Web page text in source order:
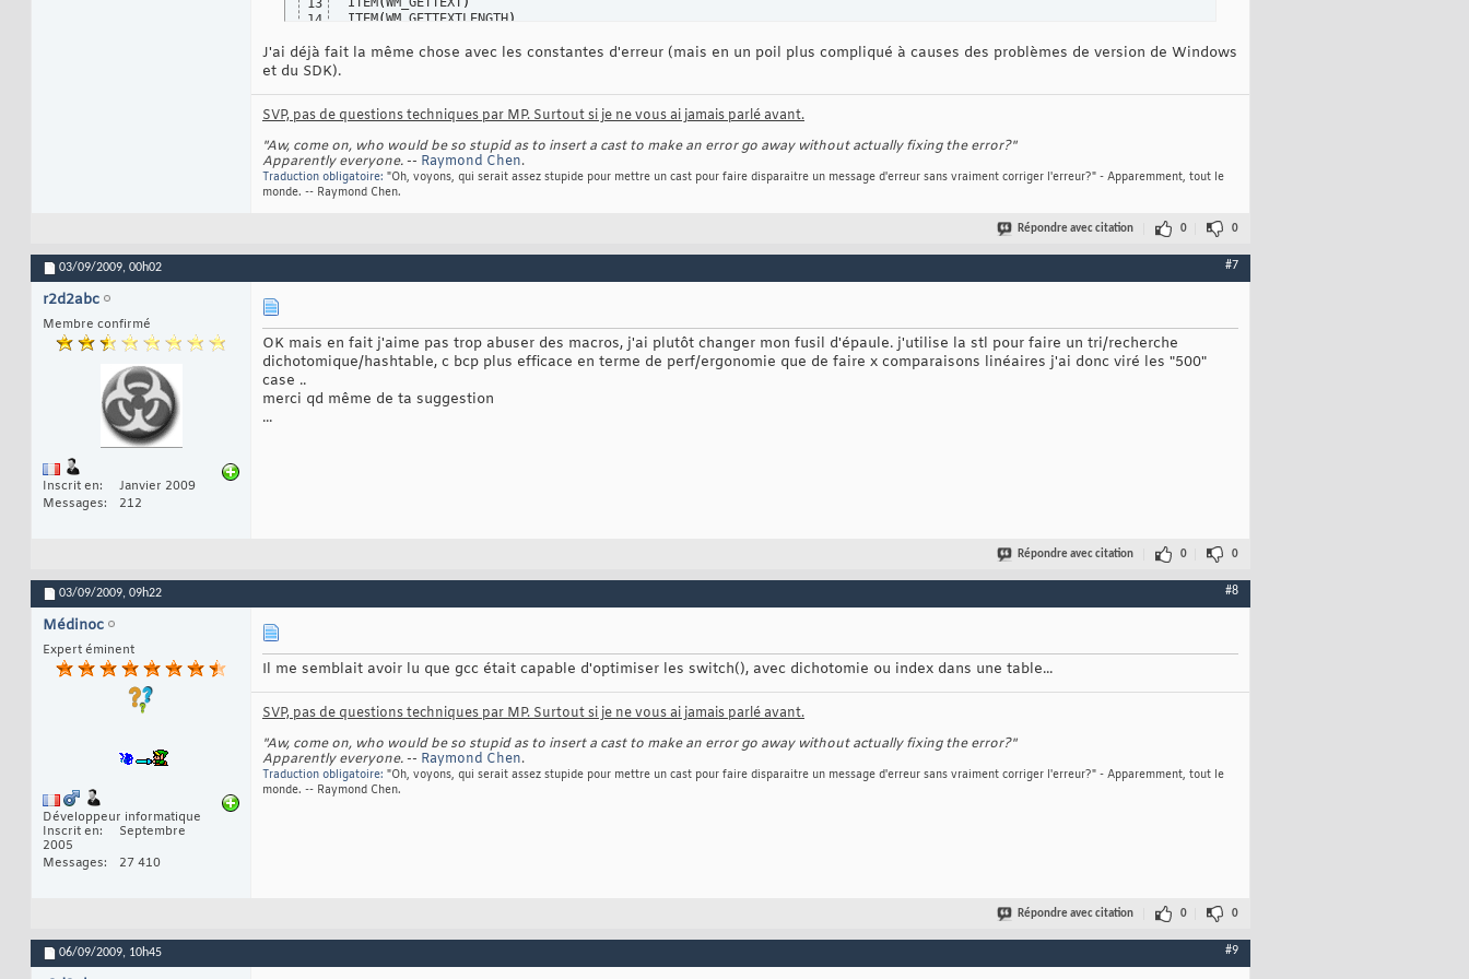
56
57
59
60
63
65
66
67
71
73
76
77
78
80
91
93
97
98
99
101
102
103
104
113
13
14
16
17
ITEM(WM_GETTEXTLENGTH)
ITEM(WM_CLOSE)
J'ai déjà fait la même chose avec les constantes d'erreur (mais en un poil plus compliqué à causes des problèmes de version de Windows
et du SDK).
SVP, pas de questions techniques par MP. Surtout si je ne vous ai jamais parlé avant.
"Aw, come on, who would be so stupid as to insert a cast to make an error go away without actually fixing the error?"
Apparently everyone.-- Raymond Chen.
Traduction obligatoire: "Oh, voyons, qui serait assez stupide pour mettre un cast pour faire disparaitre un message d'erreur sans vraiment corriger l'erreur?" - Apparemment, tout le
monde. -- Raymond Chen.
Répondre avec citation 0 0
03/09/2009, 00h02 #7
r2d2abc
Membre confirmé
Inscrit en
Janvier 2009
Messages
212
OK mais en fait j'aime pas trop abuser des macros, j'ai plutôt changer mon fusil d'épaule. j'utilise la stl pour faire un tri/recherche
dichotomique/hashtable, c bcp plus efficace en terme de perf/ergonomie que de faire x comparaisons linéaires j'ai donc viré les "500"
case ..
merci qd même de ta suggestion
...
Répondre avec citation 0 0
03/09/2009, 09h22 #8
Médinoc
Expert éminent
Développeur informatique
Inscrit en
Septembre
2005
Messages
27 410
Il me semblait avoir lu que gcc était capable d'optimiser les switch(), avec dichotomie ou index dans une table...
SVP, pas de questions techniques par MP. Surtout si je ne vous ai jamais parlé avant.
"Aw, come on, who would be so stupid as to insert a cast to make an error go away without actually fixing the error?"
Apparently everyone.-- Raymond Chen.
Traduction obligatoire: "Oh, voyons, qui serait assez stupide pour mettre un cast pour faire disparaitre un message d'erreur sans vraiment corriger l'erreur?" - Apparemment, tout le
monde. -- Raymond Chen.
Répondre avec citation 0 0
06/09/2009, 10h45 #9